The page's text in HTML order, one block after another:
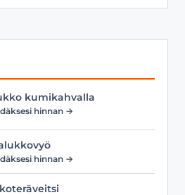
kumikahvalla
hinnan →
hinnan →